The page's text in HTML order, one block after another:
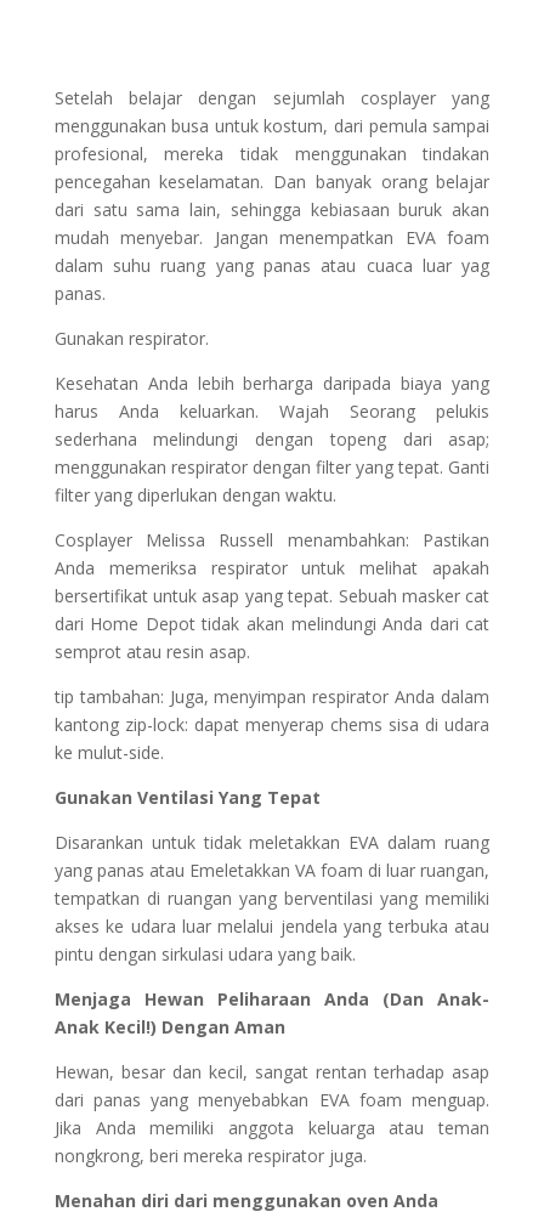
Setelah belajar dengan sejumlah cosplayer yang
menggunakan busa untuk kostum, dari pemula sampai
profesional, mereka tidak menggunakan tindakan
pencegahan keselamatan. Dan banyak orang belajar
dari satu sama lain, sehingga kebiasaan buruk akan
mudah menyebar. Jangan menempatkan EVA foam
dalam suhu ruang yang panas atau cuaca luar yag
panas.
Gunakan respirator.
Kesehatan Anda lebih berharga daripada biaya yang
harus Anda keluarkan. Wajah Seorang pelukis
sederhana melindungi dengan topeng dari asap;
menggunakan respirator dengan filter yang tepat. Ganti
filter yang diperlukan dengan waktu.
Cosplayer Melissa Russell menambahkan: Pastikan
Anda memeriksa respirator untuk melihat apakah
bersertifikat untuk asap yang tepat. Sebuah masker cat
dari Home Depot tidak akan melindungi Anda dari cat
semprot atau resin asap.
tip tambahan: Juga, menyimpan respirator Anda dalam
kantong zip-lock: dapat menyerap chems sisa di udara
ke mulut-side.
Gunakan Ventilasi Yang Tepat
Disarankan untuk tidak meletakkan EVA dalam ruang
yang panas atau Emeletakkan VA foam di luar ruangan,
tempatkan di ruangan yang berventilasi yang memiliki
akses ke udara luar melalui jendela yang terbuka atau
pintu dengan sirkulasi udara yang baik.
Menjaga Hewan Peliharaan Anda (Dan Anak-
Anak Kecil!) Dengan Aman
Hewan, besar dan kecil, sangat rentan terhadap asap
dari panas yang menyebabkan EVA foam menguap.
Jika Anda memiliki anggota keluarga atau teman
nongkrong, beri mereka respirator juga.
Menahan diri dari menggunakan oven Anda